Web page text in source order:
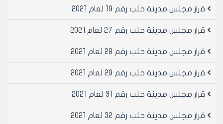
قرار مجلس مدينة حلب رقم 19 لعام 2021
قرار مجلس مدينة حلب رقم 27 لعام 2021
قرار مجلس مدينة حلب رقم 28 لعام 2021
قرار مجلس مدينة حلب رقم 29 لعام 2021
قرار مجلس مدينة حلب رقم 31 لعام 2021
قرار مجلس مدينة حلب رقم 32 لعام 2021